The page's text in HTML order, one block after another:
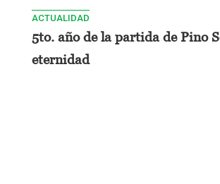
ACTUALIDAD
5to. año de la partida de Pino
eternidad